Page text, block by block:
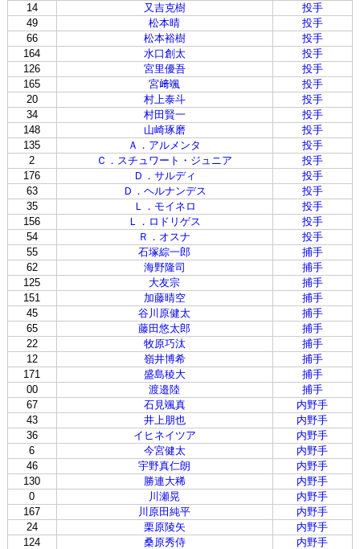
14
又吉克樹
投手
49
松本晴
投手
66
松本裕樹
投手
164
水口創太
投手
126
宮里優吾
投手
165
宮﨑颯
投手
20
村上泰斗
投手
34
村田賢一
投手
148
山崎琢磨
投手
135
Ａ．アルメンタ
投手
2
Ｃ．スチュワート・ジュニア
投手
176
Ｄ．サルディ
投手
63
Ｄ．ヘルナンデス
投手
35
Ｌ．モイネロ
投手
156
Ｌ．ロドリゲス
投手
54
Ｒ．オスナ
投手
55
石塚綜一郎
捕手
62
海野隆司
捕手
125
大友宗
捕手
151
加藤晴空
捕手
45
谷川原健太
捕手
65
藤田悠太郎
捕手
22
牧原巧汰
捕手
12
嶺井博希
捕手
171
盛島稜大
捕手
00
渡邉陸
捕手
67
石見颯真
内野手
43
井上朋也
内野手
36
イヒネイツア
内野手
6
今宮健太
内野手
46
宇野真仁朗
内野手
130
勝連大稀
内野手
0
川瀬晃
内野手
167
川原田純平
内野手
24
栗原陵矢
内野手
124
桑原秀侍
内野手